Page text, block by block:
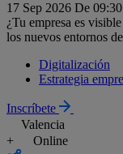
17 Sep 2026 De
¿Tu empresa es
los nuevos entornos
Digitalización
Estrategia
Inscríbete
Valencia
+
Online